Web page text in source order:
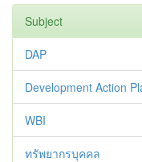
Subject
DAP
Development Action
WBI
ทรัพยากรบุคคล